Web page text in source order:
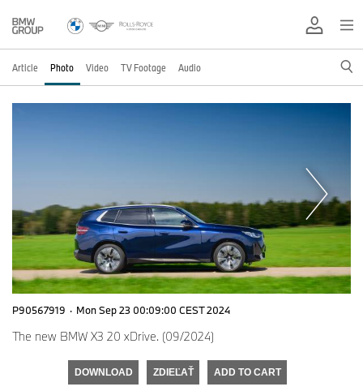
Article Photo Video TV Footage Audio
P90567919 · Mon Sep 23 00:09:00 CEST 2024
The new BMW X3 20 xDrive. (09/2024)
DOWNLOAD ZDIEĽAŤ ADD TO CART